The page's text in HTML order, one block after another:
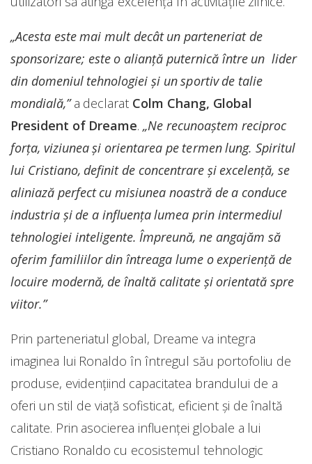
„Acesta este mai mult decât un parteneriat de
sponsorizare; este o alianță puternică între un lider
din domeniul tehnologiei și un sportiv de talie
mondială,”a declarat Colm Chang, Global
President of Dreame.„Ne recunoaștem reciproc
forța, viziunea și orientarea pe termen lung. Spiritul
lui Cristiano, definit de concentrare și excelență, se
aliniază perfect cu misiunea noastră de a conduce
industria și de a influența lumea prin intermediul
tehnologiei inteligente. Împreună, ne angajăm să
oferim familiilor din întreaga lume o experiență de
locuire modernă, de înaltă calitate și orientată spre
viitor.”
Prin parteneriatul global, Dreame va integra
imaginea lui Ronaldo în întregul său portofoliu de
produse, evidențiind capacitatea brandului de a
oferi un stil de viață sofisticat, eficient și de înaltă
calitate. Prin asocierea influenței globale a lui
Cristiano Ronaldo cu ecosistemul tehnologic